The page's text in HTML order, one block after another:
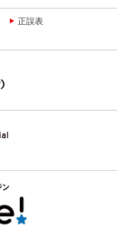
正誤表